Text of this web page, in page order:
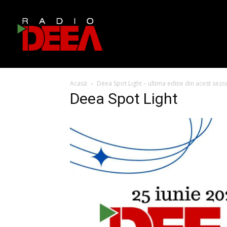
Acasă Deea Spot Light – ultima ediție din acest
Deea Spot Light